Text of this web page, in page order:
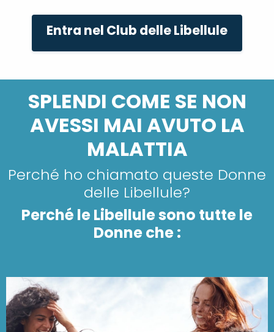
Entra nel Club delle Libellule
SPLENDI COME SE NON
AVESSI MAI AVUTO LA
MALATTIA
Perché ho chiamato queste Donne
delle Libellule?
Perché le Libellule sono tutte le
Donne che :